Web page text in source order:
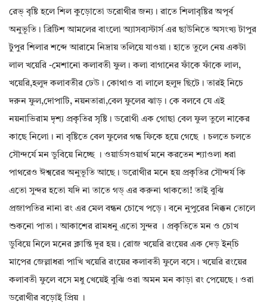
রেভ্ বৃষ্টি হলে শিল কুড়োতো ডরোথীর জন্য। রাতে শিলাবৃষ্টির অপূর্ব
অনুভূতি। ব্রিটিশ আমলের বাংলো অ্যাসব্যস্টার্স এর ছাউনিতে অসংখ্য টাপুর
টুপুর শিলার শব্দে আরামে নিদ্রায় তলিয়ে যাওয়া। হাতে তুলে নেয় একটা
লাল খয়েরি -মেশানো কলাবতী ফুল। কলা বাগানের ফাঁকে ফাঁকে লাল,
খয়েরি,হলুদ কলাবতীর ঢেউ। কোথাও বা লালে হলুদ ছিটে। তারই নিচে
দরুন ফুল,দোপাটি, নয়নতারা,বেল ফুলের ঝাড়। কে বলবে যে এই
নয়নাভিরাম দৃশ্য প্রকৃতির সৃষ্টি। ডরোথী এক গোছা বেল ফুল তুলে নাকের
কাছে নিলো। না বৃষ্টিতে বেল ফুলের গন্ধ ফিকে হয়ে গেছে । চলতে চলতে
সৌন্দর্যে মন ডুবিয়ে নিচ্ছে । ওয়ার্ডসওয়ার্থ মনে করতেন শ্যাওলা ধরা
পাথরেও ঈশ্বরের অনুভূতি আছে। ডরোথীর মনে হয় প্রকৃতির সৌন্দর্য কি
এতো সুন্দর হতো যদি না তাতে গড্ এর করুনা থাকতো! তাই বুঝি
প্রজাপতির নানা রং এর মেল বন্ধন চোখে পড়ে। বনে নুপুরের নিক্কন তোলে
শুকনো পাতা। আকাশের রামধনু এতো সুন্দর । প্রকৃতিতে মন ও চোখ
ডুবিয়ে নিলে মনের ক্লান্তি দূর হয়। রোজ খয়েরি রংয়ের এক দেড় ইন্চি
মাপের জেল্লাধরা পাখি খয়েরি রংয়ের কলাবতী ফুলে বসে। খয়েরি রংয়ের
কলাবতী ফুলে বসে মধু খেয়েই বুঝি ওরা অমন মন কাড়া রং পেয়েছে। ওরা
ডরোথীর বড়োই প্রিয় ।